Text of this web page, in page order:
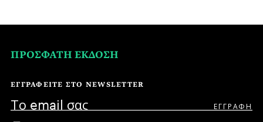
ΠΡΟΣΦΑΤΗ ΕΚΔΟΣΗ
ΕΓΓΡΑΦΕΙΤΕ ΣΤΟ NEWSLETTER